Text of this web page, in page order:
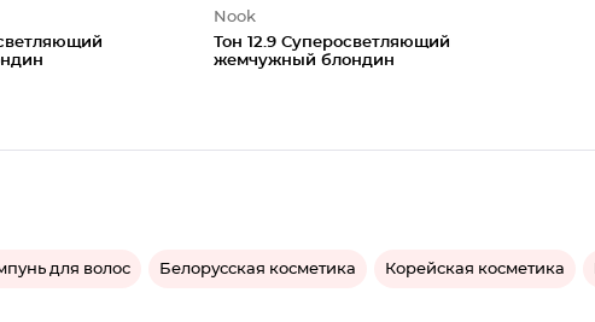
Nook
Тон 12.9 Суперосветляющий
жемчужный блондин
для волос Белорусская косметика Корейская косметика